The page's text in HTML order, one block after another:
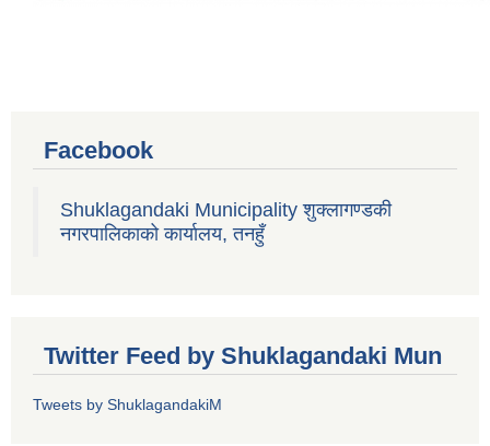
Facebook
Shuklagandaki Municipality शुक्लागण्डकी
नगरपालिकाको कार्यालय, तनहुँ
Twitter Feed by Shuklagandaki Mun
Tweets by ShuklagandakiM